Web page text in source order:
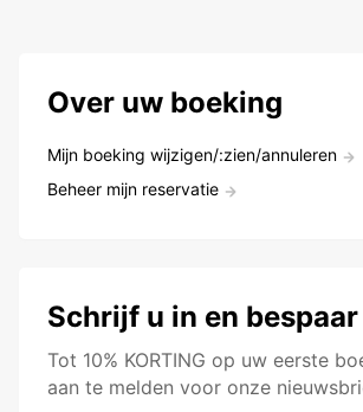
Over uw boeking
Mijn boeking wijzigen/:zien/annuleren
Beheer mijn reservatie
Schrijf u in en bespaar
Tot 10% KORTING op uw eerste
aan te melden voor onze